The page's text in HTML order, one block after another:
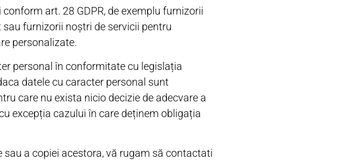
art. 28 GDPR, de exemplu furnizorii
furnizorii noștri de servicii pentru
personalizate.
personal în conformitate cu legislația
datele cu caracter personal sunt
care nu exista nicio decizie de adecvare a
excepția cazului în care deținem obligația
a copiei acestora, vă rugam să contactati